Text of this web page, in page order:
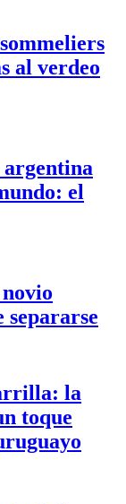
al verdeo
el
separarse
la
toque